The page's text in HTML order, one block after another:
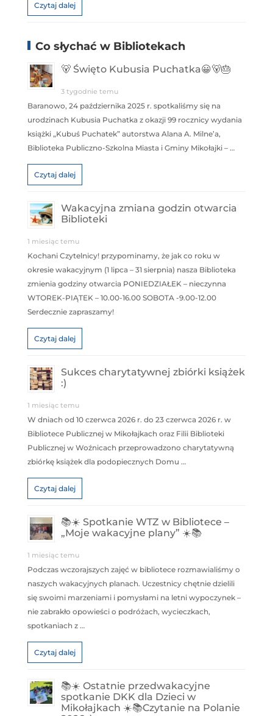
Czytaj dalej
Co słychać w Bibliotekach
🐻 Święto Kubusia Puchatka😀🐻🎂
3 tygodnie temu
Baranowo, 24 października 2025 r. spotkaliśmy się na
urodzinach Kubusia Puchatka z okazji 99 rocznicy wydania
książki „Kubuś Puchatek” autorstwa Alana A. Milne’a,
Biblioteka Publiczno-Szkolna Miasta i Gminy Mikołajki – …
Czytaj dalej
Wakacyjna zmiana godzin otwarcia
Biblioteki
1 miesiąc temu
Kochani Czytelnicy! przypominamy, że jak co roku w
okresie wakacyjnym (1 lipca – 31 sierpnia) nasza Biblioteka
zmienia godziny otwarcia PONIEDZIAŁEK – nieczynna
WTOREK-PIĄTEK – 10.00-16.00 SOBOTA -9.00-12.00
Serdecznie zapraszamy!
Czytaj dalej
Sukces charytatywnej zbiórki książek
:)
1 miesiąc temu
W dniach od 10 czerwca 2026 r. do 23 czerwca 2026 r. w
Bibliotece Publicznej w Mikołajkach oraz Filii Biblioteki
Publicznej w Woźnicach przeprowadzono charytatywną
zbiórkę książek dla podopiecznych Domu …
Czytaj dalej
📚☀️ Spotkanie WTZ w Bibliotece –
„Moje wakacyjne plany” ☀️📚
1 miesiąc temu
Podczas wczorajszych zajęć w bibliotece rozmawialiśmy o
naszych wakacyjnych planach. Uczestnicy chętnie dzielili
się swoimi marzeniami i pomysłami na letni wypoczynek –
nie zabrakło opowieści o podróżach, wycieczkach,
spotkaniach z …
Czytaj dalej
📚☀️ Ostatnie przedwakacyjne
spotkanie DKK dla Dzieci w
Mikołajkach ☀️📚Czytanie na Polanie